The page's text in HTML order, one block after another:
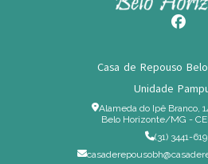
Casa de Repouso
Unidade
Alameda do Ipê Branco,
Belo Horizonte/MG -
(31) 3441-